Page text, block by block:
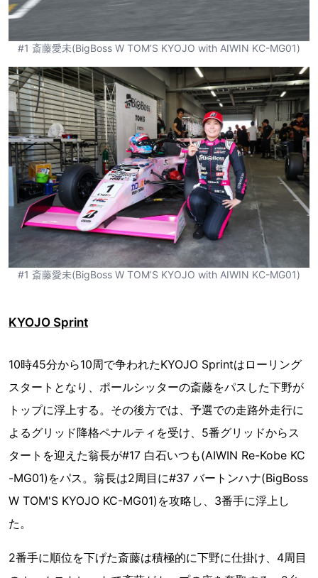
#1 斎藤愛未(BigBoss W TOM’S KYOJO with AIWIN KC-MG01)
#1 斎藤愛未(BigBoss W TOM’S KYOJO with AIWIN KC-MG01)
KYOJO Sprint
10時45分から10周で争われたKYOJO Sprintはローリング
スタートとなり、ポールシッターの斎藤をパスした下野が
トップに浮上する。その後方では、予選での走路外走行に
よるグリッド降格ペナルティを受け、5番グリッドからス
タートを迎えた翁長が#17 白石いつも(AIWIN Re-Kobe KC
-MG01)をパス。翁長は2周目に#37 バートンハナ(BigBoss
W TOM'S KYOJO KC-MG01)を攻略し、3番手に浮上し
た。
2番手に順位を下げた斎藤は積極的に下野に仕掛け、4周目